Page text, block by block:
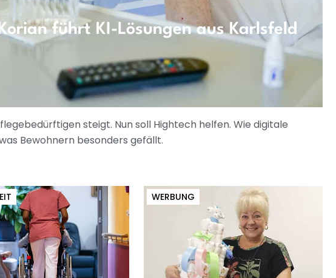
führt KI-Lösungen aus Karlsfeld
steigt. Nun soll Hightech helfen. Wie digitale
Bewohnern besonders gefällt.
WERBUNG